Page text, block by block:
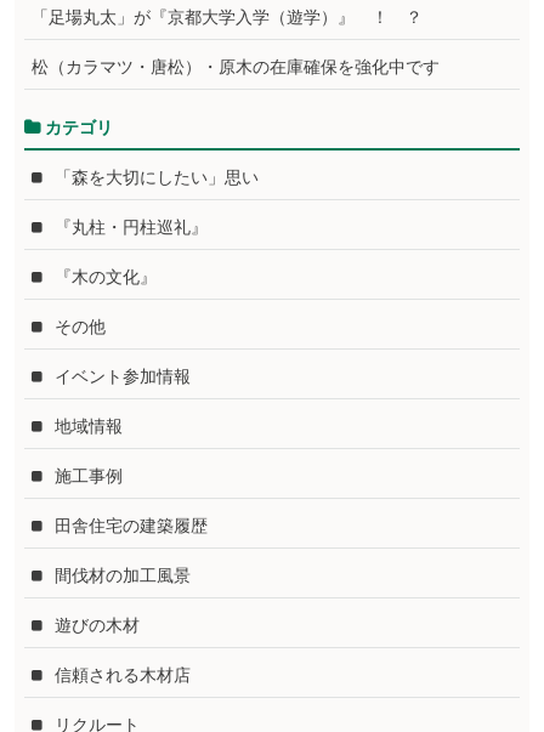
「足場丸太」が『京都大学入学（遊学）』 ！ ？
松（カラマツ・唐松）・原木の在庫確保を強化中です
カテゴリ
「森を大切にしたい」思い
『丸柱・円柱巡礼』
『木の文化』
その他
イベント参加情報
地域情報
施工事例
田舎住宅の建築履歴
間伐材の加工風景
遊びの木材
信頼される木材店
リクルート